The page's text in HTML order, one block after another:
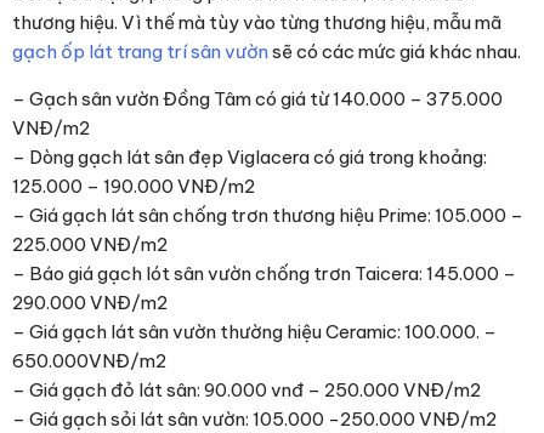
thương hiệu. Vì thế mà tùy vào từng thương hiệu, mẫu mã
gạch ốp lát trang trí sân vườnsẽ có các mức giá khác nhau.
– Gạch sân vườn Đồng Tâm có giá từ 140.000 – 375.000
VNĐ/m2
– Dòng gạch lát sân đẹp Viglacera có giá trong khoảng:
125.000 – 190.000 VNĐ/m2
– Giá gạch lát sân chống trơn thương hiệu Prime: 105.000 –
225.000 VNĐ/m2
– Báo giá gạch lót sân vườn chống trơn Taicera: 145.000 –
290.000 VNĐ/m2
– Giá gạch lát sân vườn thường hiệu Ceramic: 100.000. –
650.000VNĐ/m2
– Giá gạch đỏ lát sân: 90.000 vnđ – 250.000 VNĐ/m2
– Giá gạch sỏi lát sân vườn: 105.000 -250.000 VNĐ/m2